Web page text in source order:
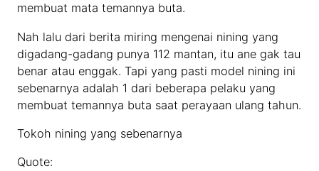
membuat mata temannya buta.
Nah lalu dari berita miring mengenai nining yang
digadang-gadang punya 112 mantan, itu ane gak tau
benar atau enggak. Tapi yang pasti model nining ini
sebenarnya adalah 1 dari beberapa pelaku yang
membuat temannya buta saat perayaan ulang tahun.
Tokoh nining yang sebenarnya
Quote: